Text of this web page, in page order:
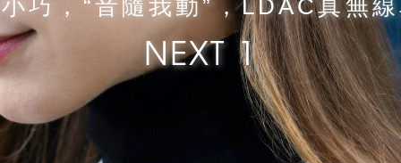
巧，“音隨我動”，LDAC真無
NEXT 1